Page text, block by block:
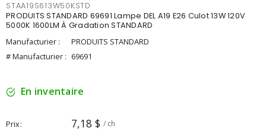
STAA19S613W50KSTD
PRODUITS STANDARD 69691 Lampe DEL A19 E26 Culot 13W 120V
5000K 1600LM À Gradation STANDARD
Manufacturier :
PRODUITS STANDARD
# Manufacturier : 69691
En inventaire
Prix 7,18 $ / ch